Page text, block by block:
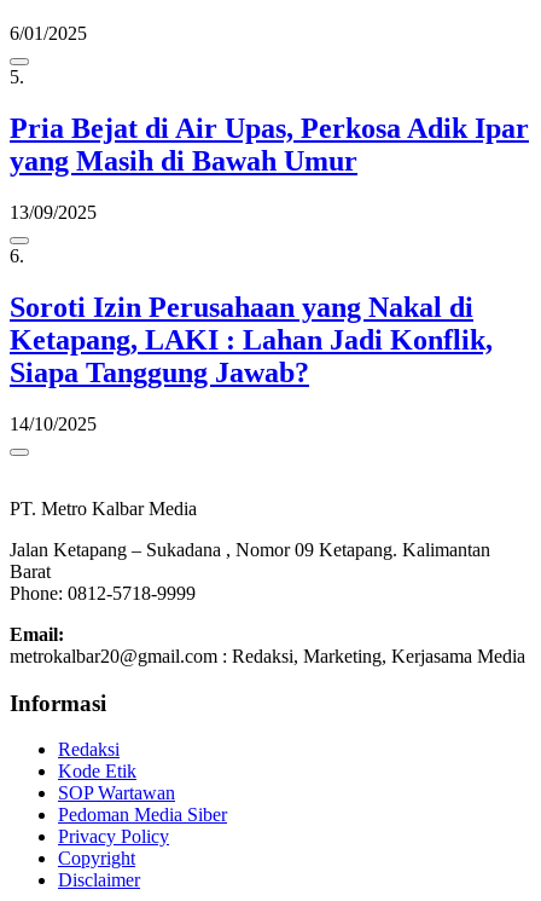
6/01/2025
5.
Pria Bejat di Air Upas, Perkosa Adik Ipar
yang Masih di Bawah Umur
13/09/2025
6.
Soroti Izin Perusahaan yang Nakal di
Ketapang, LAKI : Lahan Jadi Konflik,
Siapa Tanggung Jawab?
14/10/2025
PT. Metro Kalbar Media
Jalan Ketapang – Sukadana , Nomor 09 Ketapang. Kalimantan
Barat
Phone: 0812-5718-9999
Email:
metrokalbar20@gmail.com : Redaksi, Marketing, Kerjasama Media
Informasi
Redaksi
Kode Etik
SOP Wartawan
Pedoman Media Siber
Privacy Policy
Copyright
Disclaimer